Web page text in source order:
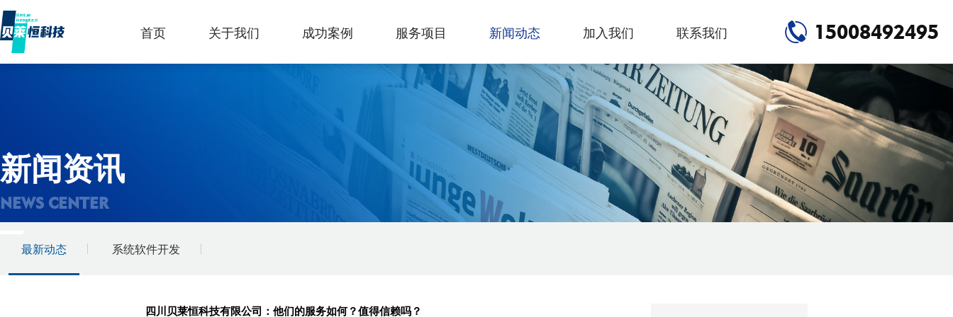
首页 关于我们 成功案例 服务项目 新闻动态 加入我们 联系我们 15008492495
新闻资讯
NEWS CENTER
最新动态 系统软件开发
四川贝莱恒科技有限公司：他们的服务如何？值得信赖吗？